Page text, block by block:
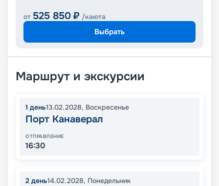
от 525 850 ₽ /каюта
Выбрать
Маршрут и экскурсии
1 день13.02.2028, Воскресенье
Порт Канаверал
ОТПРАВЛЕНИЕ
16:30
2 день14.02.2028, Понедельник